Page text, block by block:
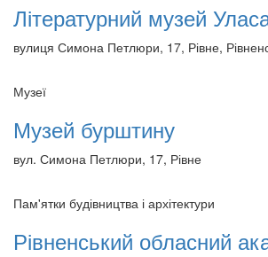
Літературний музей
вулиця Симона Петлюри, 17, Рівне,
Музеї
Музей бурштину
вул. Симона Петлюри, 17, Рівне
Пам'ятки будівництва і архітектури
Рівненський обласний